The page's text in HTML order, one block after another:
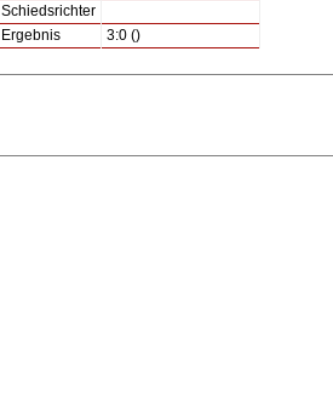
Schiedsrichter
Ergebnis
3:0 ()